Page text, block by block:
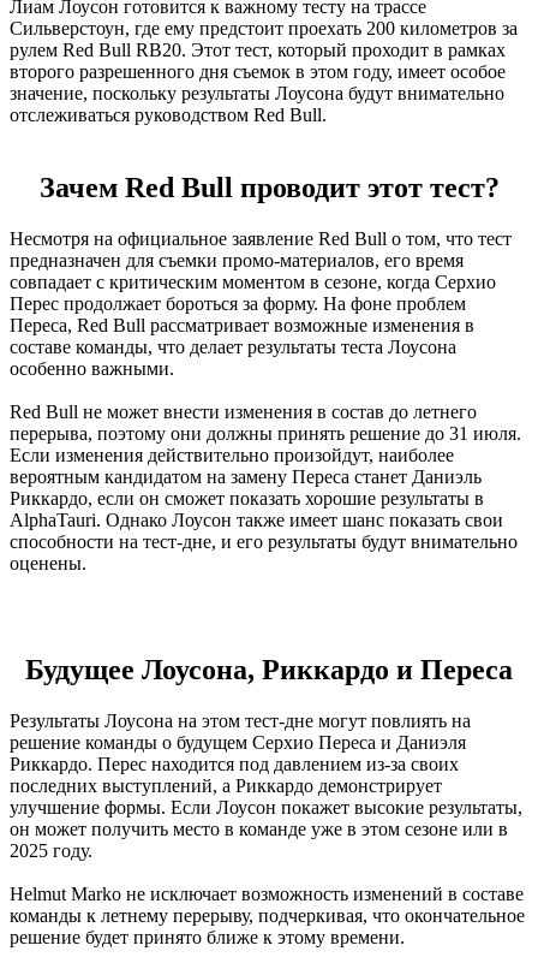
Лиам Лоусон готовится к важному тесту на трассе
Сильверстоун, где ему предстоит проехать 200 километров за
рулем Red Bull RB20. Этот тест, который проходит в рамках
второго разрешенного дня съемок в этом году, имеет особое
значение, поскольку результаты Лоусона будут внимательно
отслеживаться руководством Red Bull.
Зачем Red Bull проводит этот тест?
Несмотря на официальное заявление Red Bull о том, что тест
предназначен для съемки промо-материалов, его время
совпадает с критическим моментом в сезоне, когда Серхио
Перес продолжает бороться за форму. На фоне проблем
Переса, Red Bull рассматривает возможные изменения в
составе команды, что делает результаты теста Лоусона
особенно важными.
Red Bull не может внести изменения в состав до летнего
перерыва, поэтому они должны принять решение до 31 июля.
Если изменения действительно произойдут, наиболее
вероятным кандидатом на замену Переса станет Даниэль
Риккардо, если он сможет показать хорошие результаты в
AlphaTauri. Однако Лоусон также имеет шанс показать свои
способности на тест-дне, и его результаты будут внимательно
оценены.
Будущее Лоусона, Риккардо и Переса
Результаты Лоусона на этом тест-дне могут повлиять на
решение команды о будущем Серхио Переса и Даниэля
Риккардо. Перес находится под давлением из-за своих
последних выступлений, а Риккардо демонстрирует
улучшение формы. Если Лоусон покажет высокие результаты,
он может получить место в команде уже в этом сезоне или в
2025 году.
Helmut Marko не исключает возможность изменений в составе
команды к летнему перерыву, подчеркивая, что окончательное
решение будет принято ближе к этому времени.